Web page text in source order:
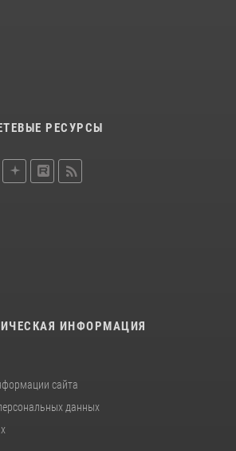
РЕСУРСЫ
ИНФОРМАЦИЯ
сайта
данных